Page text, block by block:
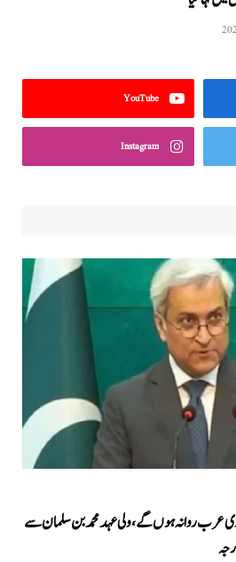
YouTube
Instagram
روانہ ہوں گے، ولی عہد محمد بن سلمان سے